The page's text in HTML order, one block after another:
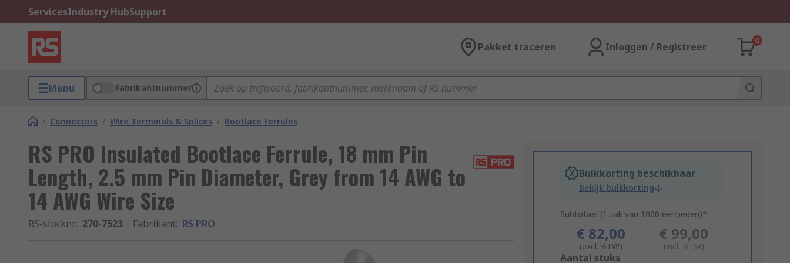
ServicesIndustry HubSupport
Pakket traceren Inloggen / Registreer
0
Menu Fabrikantnummer
/ Connectors / Wire Terminals & Splices / Bootlace Ferrules
RS PRO Insulated Bootlace Ferrule, 18 mm Pin
Length, 2.5 mm Pin Diameter, Grey from 14 AWG to
14 AWG Wire Size
RS-stocknr.: 270-7523 Fabrikant: RS PRO
Bulkkorting beschikbaar
Bekijk bulkkorting
Subtotaal (1 zak van 1000 eenheden)*
€ 82,00
(excl. BTW)
€ 99,00
(incl. BTW)
Add
Aantal stuks